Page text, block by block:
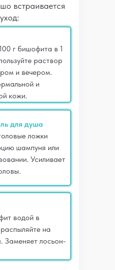
встраивается
г бишофита в 1
раствор
и вечером.
и
кожи.
для душа
ложки
шампуня или
Усиливает
водой в
на
Заменяет лосьон-